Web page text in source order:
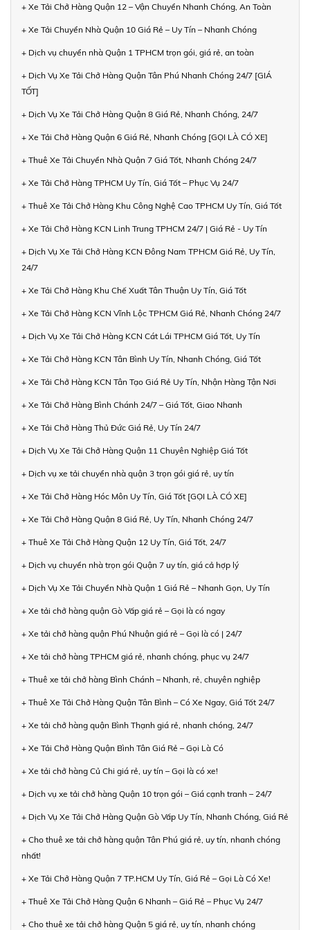
+ Xe Tải Chở Hàng Quận 12 – Vận Chuyển Nhanh Chóng, An Toàn
+ Xe Tải Chuyển Nhà Quận 10 Giá Rẻ – Uy Tín – Nhanh Chóng
+ Dịch vụ chuyển nhà Quận 1 TPHCM trọn gói, giá rẻ, an toàn
+ Dịch Vụ Xe Tải Chở Hàng Quận Tân Phú Nhanh Chóng 24/7 [GIÁ
TỐT]
+ Dịch Vụ Xe Tải Chở Hàng Quận 8 Giá Rẻ, Nhanh Chóng, 24/7
+ Xe Tải Chở Hàng Quận 6 Giá Rẻ, Nhanh Chóng [GỌI LÀ CÓ XE]
+ Thuê Xe Tải Chuyển Nhà Quận 7 Giá Tốt, Nhanh Chóng 24/7
+ Xe Tải Chở Hàng TPHCM Uy Tín, Giá Tốt – Phục Vụ 24/7
+ Thuê Xe Tải Chở Hàng Khu Công Nghệ Cao TPHCM Uy Tín, Giá Tốt
+ Xe Tải Chở Hàng KCN Linh Trung TPHCM 24/7 | Giá Rẻ - Uy Tín
+ Dịch Vụ Xe Tải Chở Hàng KCN Đông Nam TPHCM Giá Rẻ, Uy Tín,
24/7
+ Xe Tải Chở Hàng Khu Chế Xuất Tân Thuận Uy Tín, Giá Tốt
+ Xe Tải Chở Hàng KCN Vĩnh Lộc TPHCM Giá Rẻ, Nhanh Chóng 24/7
+ Dịch Vụ Xe Tải Chở Hàng KCN Cát Lái TPHCM Giá Tốt, Uy Tín
+ Xe Tải Chở Hàng KCN Tân Bình Uy Tín, Nhanh Chóng, Giá Tốt
+ Xe Tải Chở Hàng KCN Tân Tạo Giá Rẻ Uy Tín, Nhận Hàng Tận Nơi
+ Xe Tải Chở Hàng Bình Chánh 24/7 – Giá Tốt, Giao Nhanh
+ Xe Tải Chở Hàng Thủ Đức Giá Rẻ, Uy Tín 24/7
+ Dịch Vụ Xe Tải Chở Hàng Quận 11 Chuyên Nghiệp Giá Tốt
+ Dịch vụ xe tải chuyển nhà quận 3 trọn gói giá rẻ, uy tín
+ Xe Tải Chở Hàng Hóc Môn Uy Tín, Giá Tốt [GỌI LÀ CÓ XE]
+ Xe Tải Chở Hàng Quận 8 Giá Rẻ, Uy Tín, Nhanh Chóng 24/7
+ Thuê Xe Tải Chở Hàng Quận 12 Uy Tín, Giá Tốt, 24/7
+ Dịch vụ chuyển nhà trọn gói Quận 7 uy tín, giá cả hợp lý
+ Dịch Vụ Xe Tải Chuyển Nhà Quận 1 Giá Rẻ – Nhanh Gọn, Uy Tín
+ Xe tải chở hàng quận Gò Vấp giá rẻ – Gọi là có ngay
+ Xe tải chở hàng quận Phú Nhuận giá rẻ – Gọi là có | 24/7
+ Xe tải chở hàng TPHCM giá rẻ, nhanh chóng, phục vụ 24/7
+ Thuê xe tải chở hàng Bình Chánh – Nhanh, rẻ, chuyên nghiệp
+ Thuê Xe Tải Chở Hàng Quận Tân Bình – Có Xe Ngay, Giá Tốt 24/7
+ Xe tải chở hàng quận Bình Thạnh giá rẻ, nhanh chóng, 24/7
+ Xe Tải Chở Hàng Quận Bình Tân Giá Rẻ – Gọi Là Có
+ Xe tải chở hàng Củ Chi giá rẻ, uy tín – Gọi là có xe!
+ Dịch vụ xe tải chở hàng Quận 10 trọn gói – Giá cạnh tranh – 24/7
+ Dịch Vụ Xe Tải Chở Hàng Quận Gò Vấp Uy Tín, Nhanh Chóng, Giá Rẻ
+ Cho thuê xe tải chở hàng quận Tân Phú giá rẻ, uy tín, nhanh chóng
nhất!
+ Xe Tải Chở Hàng Quận 7 TP.HCM Uy Tín, Giá Rẻ – Gọi Là Có Xe!
+ Thuê Xe Tải Chở Hàng Quận 6 Nhanh – Giá Rẻ – Phục Vụ 24/7
+ Cho thuê xe tải chở hàng Quận 5 giá rẻ, uy tín, nhanh chóng